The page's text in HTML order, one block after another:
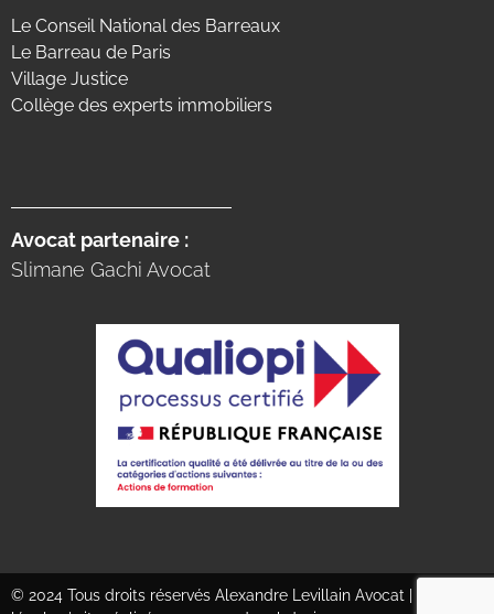
Le Conseil National des Barreaux
Le Barreau de Paris
Village Justice
Collège des experts immobiliers
Avocat partenaire :
Slimane Gachi Avocat
© 2024 Tous droits réservés Alexandre Levillain Avocat |